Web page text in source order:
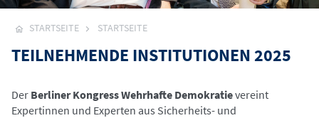
STARTSEITE STARTSEITE
TEILNEHMENDE INSTITUTIONEN 2025
Der Berliner Kongress Wehrhafte Demokratievereint
Expertinnen und Experten aus Sicherheits- und